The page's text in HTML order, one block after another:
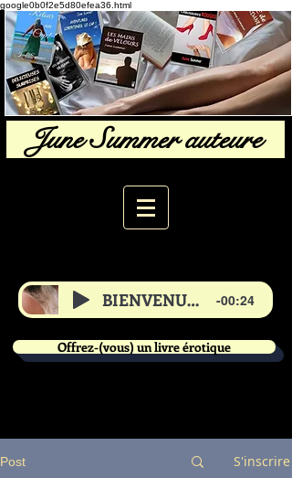
google0b0f2e5d80efea36.html
June Summer auteure
BIENVENUE de June -00:24
Offrez-(vous) un livre érotique
Post S'inscrire